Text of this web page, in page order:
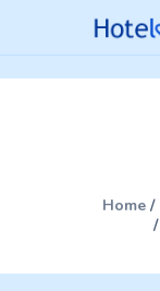
Home